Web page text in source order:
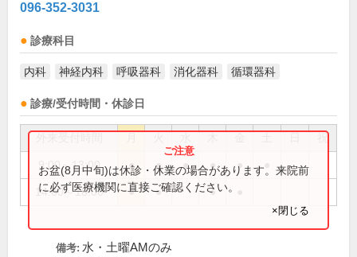
096-352-3031
診療科目
内科 神経内科 呼吸器科 消化器科 循環器科
診療/受付時間・休診日
祝
9:00～13:00 ● ● ● ● ●
14:00～18:00 ● ● ●
お盆(8月中旬)は休診・休業の場合があります。来院前
に必ず医療機関に直接ご確認ください。
×閉じる
備考: 水・土曜AMのみ